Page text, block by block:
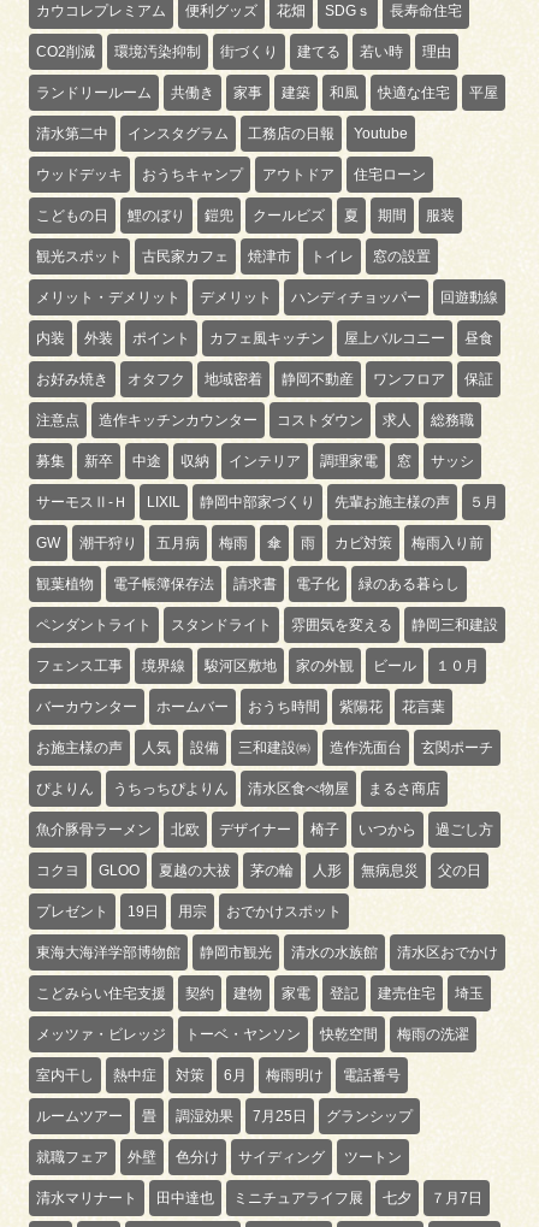
カウコレプレミアム 便利グッズ 花畑 SDGｓ 長寿命住宅
CO2削減 環境汚染抑制 街づくり 建てる 若い時 理由
ランドリールーム 共働き 家事 建築 和風 快適な住宅 平屋
清水第二中 インスタグラム 工務店の日報 Youtube
ウッドデッキ おうちキャンプ アウトドア 住宅ローン
こどもの日 鯉のぼり 鎧兜 クールビズ 夏 期間 服装
観光スポット 古民家カフェ 焼津市 トイレ 窓の設置
メリット・デメリット デメリット ハンディチョッパー 回遊動線
内装 外装 ポイント カフェ風キッチン 屋上バルコニー 昼食
お好み焼き オタフク 地域密着 静岡不動産 ワンフロア 保証
注意点 造作キッチンカウンター コストダウン 求人 総務職
募集 新卒 中途 収納 インテリア 調理家電 窓 サッシ
サーモスⅡ-Ｈ LIXIL 静岡中部家づくり 先輩お施主様の声 ５月
GW 潮干狩り 五月病 梅雨 傘 雨 カビ対策 梅雨入り前
観葉植物 電子帳簿保存法 請求書 電子化 緑のある暮らし
ペンダントライト スタンドライト 雰囲気を変える 静岡三和建設
フェンス工事 境界線 駿河区敷地 家の外観 ビール １０月
バーカウンター ホームバー おうち時間 紫陽花 花言葉
お施主様の声 人気 設備 三和建設㈱ 造作洗面台 玄関ポーチ
ぴよりん うちっちぴよりん 清水区食べ物屋 まるさ商店
魚介豚骨ラーメン 北欧 デザイナー 椅子 いつから 過ごし方
コクヨ GLOO 夏越の大祓 茅の輪 人形 無病息災 父の日
プレゼント 19日 用宗 おでかけスポット
東海大海洋学部博物館 静岡市観光 清水の水族館 清水区おでかけ
こどみらい住宅支援 契約 建物 家電 登記 建売住宅 埼玉
メッツァ・ビレッジ トーベ・ヤンソン 快乾空間 梅雨の洗濯
室内干し 熱中症 対策 6月 梅雨明け 電話番号
ルームツアー 畳 調湿効果 7月25日 グランシップ
就職フェア 外壁 色分け サイディング ツートン
清水マリナート 田中達也 ミニチュアライフ展 七夕 ７月7日